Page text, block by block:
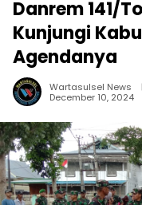
Danrem 141/
Kunjungi
Agendanya
Wartasulsel News
December 10, 2024